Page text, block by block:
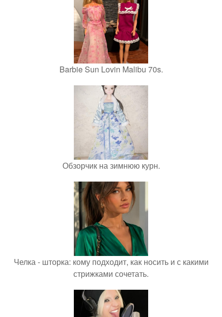
Barbie Sun Lovin Malibu 70s.
Обзорчик на зимнюю курн.
Челка - шторка: кому подходит, как носить и с какими
стрижками сочетать.